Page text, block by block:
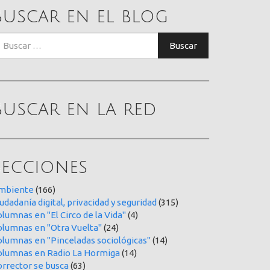
en el blog
Buscar
en la red
(166)
digital, privacidad y seguridad (315)
en "El Circo de la Vida"(4)
en "Otra Vuelta"(24)
en "Pinceladas sociológicas"(14)
en Radio La Hormiga(14)
se busca(63)